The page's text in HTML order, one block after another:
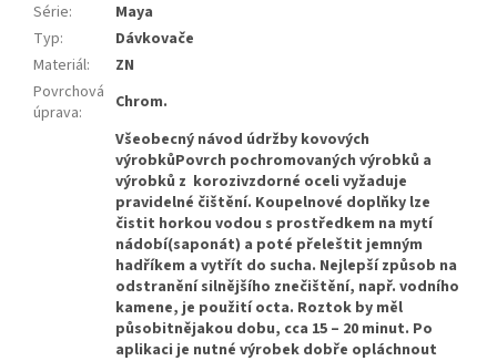
Série:
Maya
Typ:
Dávkovače
Materiál:
ZN
Povrchová
úprava:
Chrom.
Všeobecný návod údržby kovových
výrobkůPovrch pochromovaných výrobků a
výrobků z korozivzdorné oceli vyžaduje
pravidelné čištění. Koupelnové doplňky lze
čistit horkou vodou s prostředkem na mytí
nádobí(saponát) a poté přeleštit jemným
hadříkem a vytřít do sucha. Nejlepší způsob na
odstranění silnějšího znečištění, např. vodního
kamene, je použití octa. Roztok by měl
působitnějakou dobu, cca 15 – 20 minut. Po
aplikaci je nutné výrobek dobře opláchnout